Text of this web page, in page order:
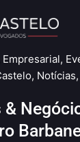
Empresarial,
, Notícias,